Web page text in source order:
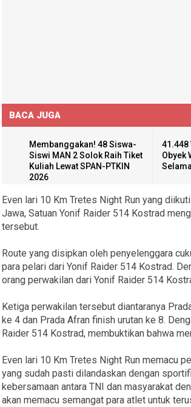
BACA JUGA
Membanggakan! 48 Siswa-
Siswi MAN 2 Solok Raih Tiket
Kuliah Lewat SPAN-PTKIN
2026
41.448
Obyek
Even lari 10 Km Tretes Night Run yang
Jawa, Satuan Yonif Raider 514 Kostrad
tersebut.
Route yang disipkan oleh penyelenggara
para pelari dari Yonif Raider 514 Kostrad.
orang perwakilan dari Yonif Raider 514
Ketiga perwakilan tersebut diantaranya
ke 4 dan Prada Afran finish urutan ke 8.
Raider 514 Kostrad, membuktikan bahwa
Even lari 10 Km Tretes Night Run memacu
yang sudah pasti dilandaskan dengan
kebersamaan antara TNI dan masyarakat
akan memacu semangat para atlet untuk